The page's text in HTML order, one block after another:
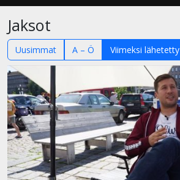
Jaksot
Uusimmat A – Ö Viimeksi lähetetty